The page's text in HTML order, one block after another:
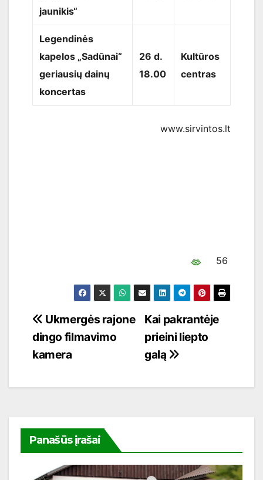
jaunikis“
Legendinės
kapelos „Sadūnai“
geriausių dainų
koncertas
26 d.
18.00
Kultūros
centras
www.sirvintos.lt
56
Navigacija
tarp
įrašų
Kai pakrantėje
prieini liepto
galą
Ukmergės rajone
dingo filmavimo
kamera
Panašūs įrašai